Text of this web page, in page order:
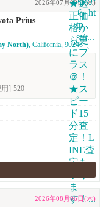
2026年07月09日(木)
Prius
North), California, 90248
] 520
2026年08月06日(木)